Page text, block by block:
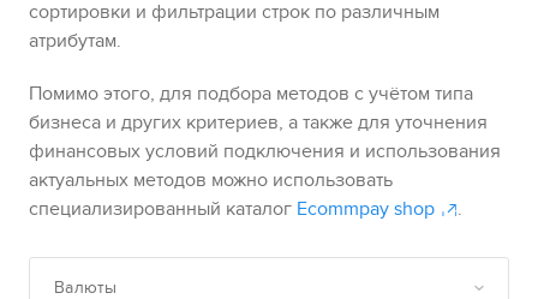
сортировки и фильтрации строк по различным
атрибутам.
Помимо этого, для подбора методов с учётом типа
бизнеса и других критериев, а также для уточнения
финансовых условий подключения и использования
актуальных методов можно использовать
специализированный каталог Ecommpay shop .
Валюты